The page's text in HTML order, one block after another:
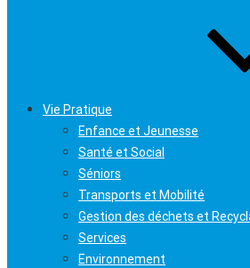
Vie Pratique
Enfance et Jeunesse
Santé et Social
Séniors
Transports et Mobilité
Gestion des déchets et
Services
Environnement